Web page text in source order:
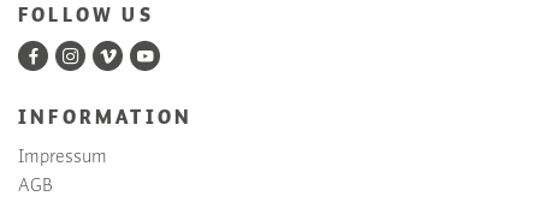
FOLLOW US
INFORMATION
Impressum
AGB